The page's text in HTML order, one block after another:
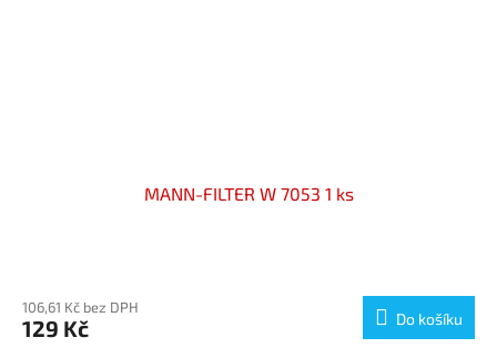
MANN-FILTER W 7053 1 ks
produktu
je
106,61 Kč bez DPH
129 Kč Do košíku